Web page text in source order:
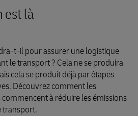
est là
t-il pour assurer une logistique
le transport ? Cela ne se produira
cela se produit déjà par étapes
Découvrez comment les
à réduire les émissions
transport.